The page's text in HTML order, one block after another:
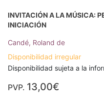
INVITACIÓN A LA MÚSICA:
INICIACIÓN
Candé, Roland de
Disponibilidad irregular
Disponibilidad sujeta a la
PVP. 13,00€